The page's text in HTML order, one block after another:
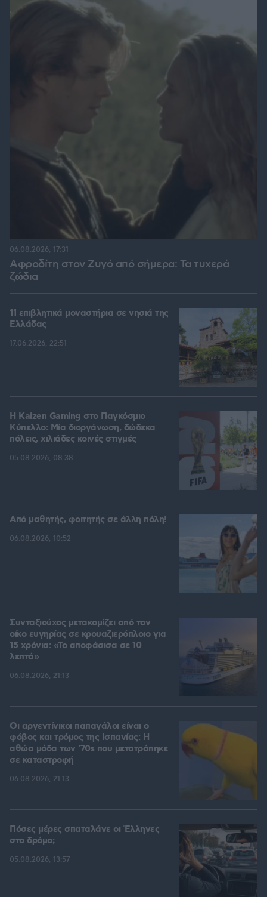
Αφροδίτη στον Ζυγό από σήμερα: Τα τυχερά
ζώδια
06.08.2026, 17:31
11 επιβλητικά μοναστήρια σε νησιά της
Ελλάδας
17.06.2026, 22:51
H Kaizen Gaming στο Παγκόσμιο
Kύπελλο: Μία διοργάνωση, δώδεκα
πόλεις, χιλιάδες κοινές στιγμές
05.08.2026, 08:38
Από μαθητής, φοιτητής σε άλλη πόλη!
06.08.2026, 10:52
Συνταξιούχος μετακομίζει από τον
οίκο ευγηρίας σε κρουαζιερόπλοιο για
15 χρόνια: «Το αποφάσισα σε 10
λεπτά»
06.08.2026, 21:13
Οι αργεντίνικοι παπαγάλοι είναι ο
φόβος και τρόμος της Ισπανίας: Η
αθώα μόδα των '70s που μετατράπηκε
σε καταστροφή
06.08.2026, 21:13
Πόσες μέρες σπαταλάνε οι Έλληνες
στο δρόμο;
05.08.2026, 13:57